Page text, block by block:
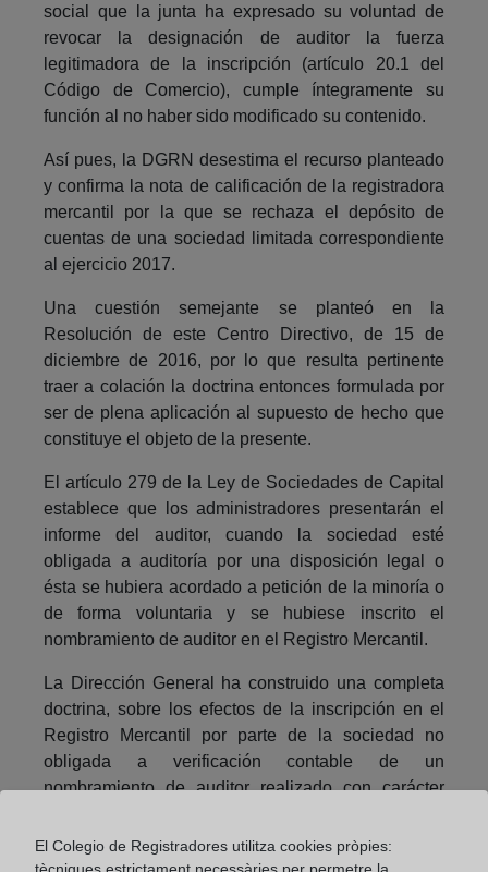
social que la junta ha expresado su voluntad de
revocar la designación de auditor la fuerza
legitimadora de la inscripción (artículo 20.1 del
Código de Comercio), cumple íntegramente su
función al no haber sido modificado su contenido.
Así pues, la DGRN desestima el recurso planteado
y confirma la nota de calificación de la registradora
mercantil por la que se rechaza el depósito de
cuentas de una sociedad limitada correspondiente
al ejercicio 2017.
Una cuestión semejante se planteó en la
Resolución de este Centro Directivo, de 15 de
diciembre de 2016, por lo que resulta pertinente
traer a colación la doctrina entonces formulada por
ser de plena aplicación al supuesto de hecho que
constituye el objeto de la presente.
El artículo 279 de la Ley de Sociedades de Capital
establece que los administradores presentarán el
informe del auditor, cuando la sociedad esté
obligada a auditoría por una disposición legal o
ésta se hubiera acordado a petición de la minoría o
de forma voluntaria y se hubiese inscrito el
nombramiento de auditor en el Registro Mercantil.
La Dirección General ha construido una completa
doctrina, sobre los efectos de la inscripción en el
Registro Mercantil por parte de la sociedad no
obligada a verificación contable de un
nombramiento de auditor realizado con carácter
Del contenido de dicha doctrina (Resoluciones en
El Colegio de Registradores utilitza cookies pròpies: